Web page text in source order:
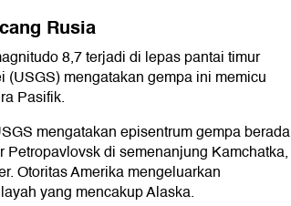
Rusia
8,7 terjadi di lepas pantai timur
mengatakan gempa ini memicu
Pasifik.
mengatakan episentrum gempa berada
Petropavlovsk di semenanjung Kamchatka,
Otoritas Amerika mengeluarkan
yang mencakup Alaska.